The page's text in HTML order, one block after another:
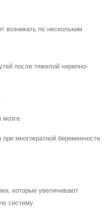
возникать по нескольким
после тяжелой черепно-
мозге.
многократной беременности
которые увеличивают
систему.